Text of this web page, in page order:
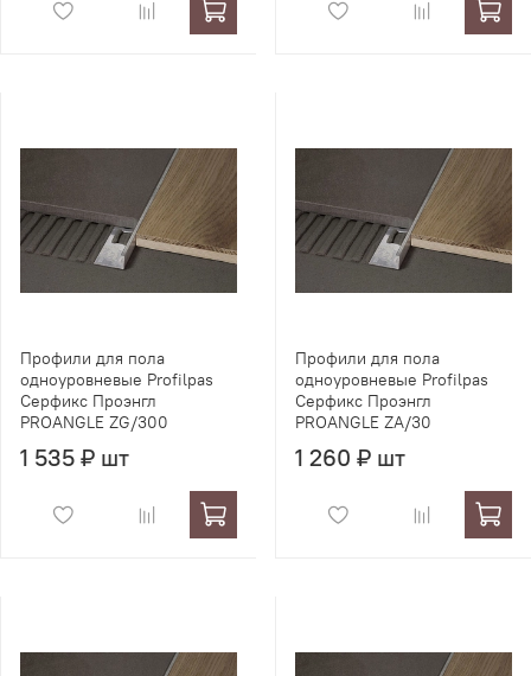
Профили для пола
одноуровневые Profilpas
Серфикс Проэнгл
PROANGLE ZG/300
1 535 ₽ шт
Профили для пола
одноуровневые Profilpas
Серфикс Проэнгл
PROANGLE ZA/30
1 260 ₽ шт